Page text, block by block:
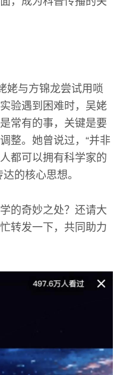
姥与方锦龙尝试用唢
验遇到困难时，吴姥
常有的事，关键是要
整。她曾说过，“并非
都可以拥有科学家的
的核心思想。
的奇妙之处？还请大
转发一下，共同助力